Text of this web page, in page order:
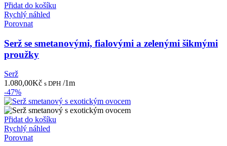
Přidat do košíku
Rychlý náhled
Porovnat
Serž se smetanovými, fialovými a zelenými šikmými
proužky
Serž
1.080,00Kč s DPH /1m
-47%
Přidat do košíku
Rychlý náhled
Porovnat